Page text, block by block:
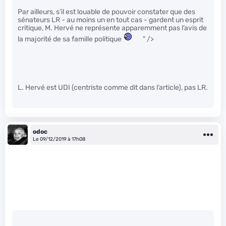
Par ailleurs, s’il est louable de pouvoir constater que des
sénateurs LR - au moins un en tout cas - gardent un esprit
critique, M. Hervé ne représente apparemment pas l’avis de
la majorité de sa famille politique
" />
L. Hervé est UDI (centriste comme dit dans l’article), pas LR.
odoc
Le 09/12/2019 à 17h08